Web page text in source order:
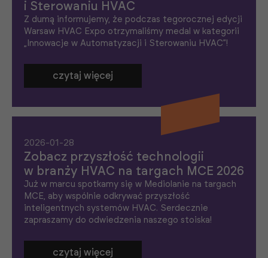
i Sterowaniu HVAC
Z dumą informujemy, że podczas tegorocznej edycji
Warsaw HVAC Expo otrzymaliśmy medal w kategorii
„Innowacje w Automatyzacji i Sterowaniu HVAC”!
czytaj więcej
2026-01-28
Zobacz przyszłość technologii
w branży HVAC na targach MCE 2026
Już w marcu spotkamy się w Mediolanie na targach
MCE, aby wspólnie odkrywać przyszłość
inteligentnych systemów HVAC. Serdecznie
zapraszamy do odwiedzenia naszego stoiska!
czytaj więcej